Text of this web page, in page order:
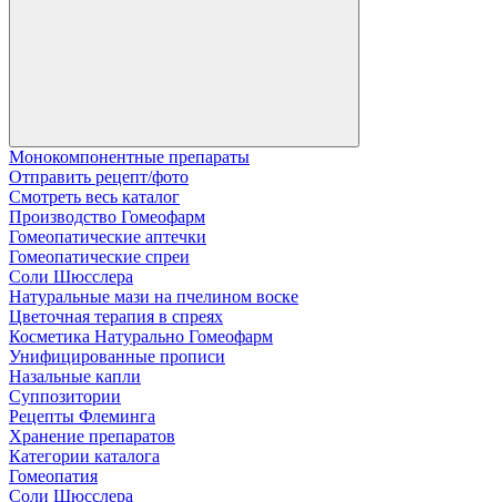
Монокомпонентные препараты
Отправить рецепт/фото
Смотреть весь каталог
Производство Гомеофарм
Гомеопатические аптечки
Гомеопатические спреи
Соли Шюсслера
Натуральные мази на пчелином воске
Цветочная терапия в спреях
Косметика Натурально Гомеофарм
Унифицированные прописи
Назальные капли
Суппозитории
Рецепты Флеминга
Хранение препаратов
Категории каталога
Гомеопатия
Соли Шюсслера